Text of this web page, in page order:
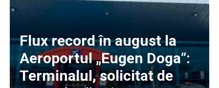
Flux record în august la
Aeroportul „Eugen Doga”:
Terminalul, solicitat de